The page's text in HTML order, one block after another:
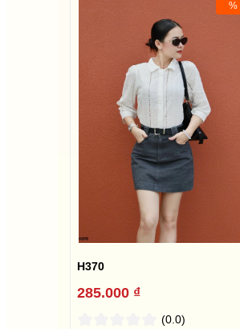
%
H370
285.000 ₫
(0.0)